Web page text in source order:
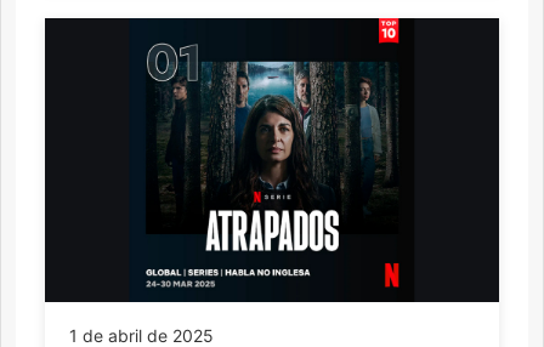
1 de abril de 2025